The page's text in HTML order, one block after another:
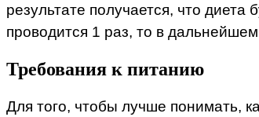
результате получается, что
проводится 1 раз, то в
Требования к питанию
Для того, чтобы лучше понимать,